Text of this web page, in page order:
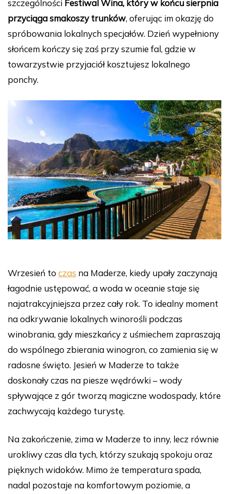
szczególności Festiwal Wina, który w końcu sierpnia
przyciąga smakoszy trunków, oferując im okazję do
spróbowania lokalnych specjałów. Dzień wypełniony
słońcem kończy się zaś przy szumie fal, gdzie w
towarzystwie przyjaciół kosztujesz lokalnego
ponchy.
Wrzesień to czas na Maderze, kiedy upały zaczynają
łagodnie ustępować, a woda w oceanie staje się
najatrakcyjniejsza przez cały rok. To idealny moment
na odkrywanie lokalnych winorośli podczas
winobrania, gdy mieszkańcy z uśmiechem zapraszają
do wspólnego zbierania winogron, co zamienia się w
radosne święto. Jesień w Maderze to także
doskonały czas na piesze wędrówki – wody
spływające z gór tworzą magiczne wodospady, które
zachwycają każdego turystę.
Na zakończenie, zima w Maderze to inny, lecz równie
urokliwy czas dla tych, którzy szukają spokoju oraz
pięknych widoków. Mimo że temperatura spada,
nadal pozostaje na komfortowym poziomie, a